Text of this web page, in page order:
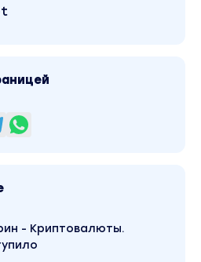
- Криптовалюты.